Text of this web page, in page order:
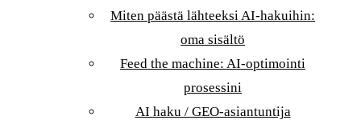
Miten päästä lähteeksi AI-hakuihin:
oma sisältö
Feed the machine: AI-optimointi
prosessini
AI haku / GEO-asiantuntija